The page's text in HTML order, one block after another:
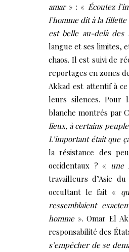
amar» : « Écoutez
l’homme dit à la
est belle au-delà
langue et ses limites,
chaos. Il est suivi de
reportages en zones
Akkad est attentif à
leurs silences. Pour
blanche montrés par
lieux, à certains
L’important était que
la résistance des
occidentaux ? « une
travailleurs d’Asie
occultant le fait «
ressemblaient
homme». Omar El
responsabilité des
s’empêcher de se